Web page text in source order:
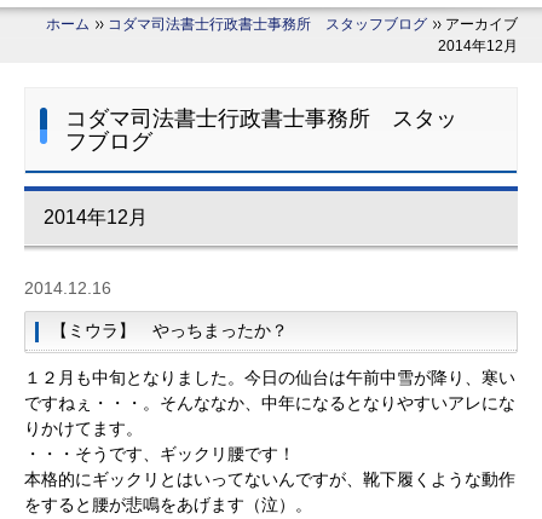
ホーム コダマ司法書士行政書士事務所 スタッフブログ
アーカイブ
2014年12月
コダマ司法書士行政書士事務所 スタッ
フブログ
2014年12月
2014.12.16
【ミウラ】 やっちまったか？
１２月も中旬となりました。今日の仙台は午前中雪が降り、寒い
ですねぇ・・・。そんななか、中年になるとなりやすいアレにな
りかけてます。
・・・そうです、ギックリ腰です！
本格的にギックリとはいってないんですが、靴下履くような動作
をすると腰が悲鳴をあげます（泣）。